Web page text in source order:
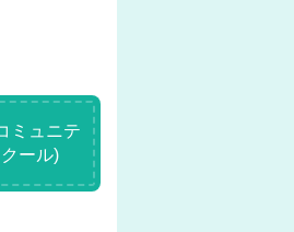
ミュニテ
ール)